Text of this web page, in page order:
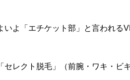
いよ「エチケット部」と言われる
セレクト脱毛」（前腕・ワキ・ビ